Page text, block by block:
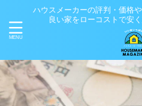
ハウスメーカーの評判・価格
良い家をローコストで安